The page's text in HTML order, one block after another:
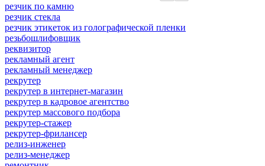
резчик по камню
резчик стекла
резчик этикеток из голографической пленки
резьбошлифовщик
реквизитор
рекламный агент
рекламный менеджер
рекрутер
рекрутер в интернет-магазин
рекрутер в кадровое агентство
рекрутер массового подбора
рекрутер-стажер
рекрутер-фрилансер
релиз-инженер
релиз-менеджер